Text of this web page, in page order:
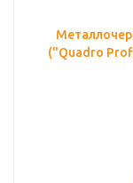
("Quadro